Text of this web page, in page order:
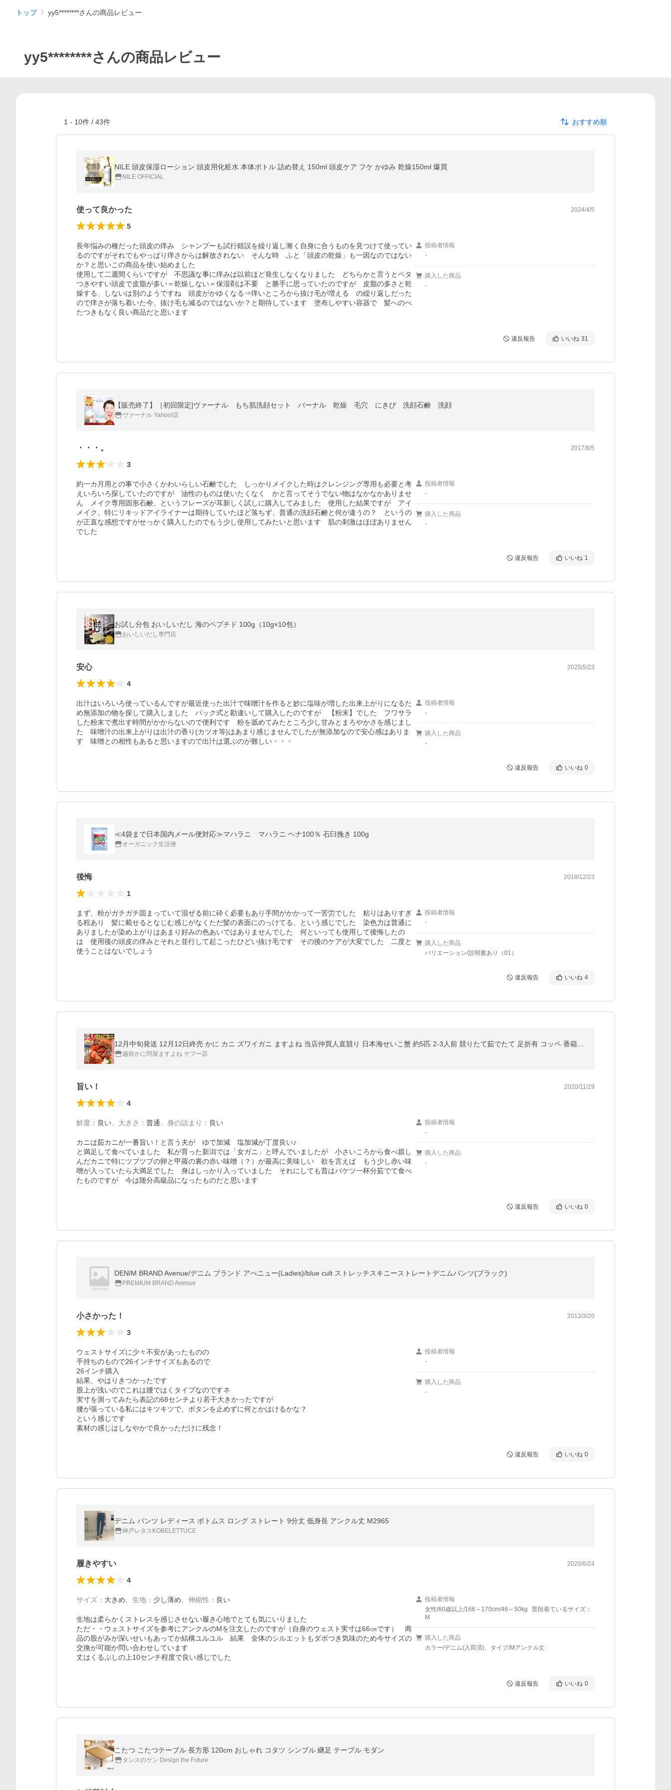
トップ yy5********さんの商品レビュー
yy5********さんの商品レビュー
1 - 10件 / 43件 おすすめ順
NILE 頭皮保湿ローション 頭皮用化粧水 本体ボトル 詰め替え 150ml 頭皮ケア フケ かゆみ 乾燥150ml 爆買
NILE OFFICIAL
使って良かった 2024/4/5
5
長年悩みの種だった頭皮の痒み　シャンプーも試行錯誤を繰り返し漸く自身に合うものを見つけて使ってい
るのですがそれでもやっぱり痒さからは解放されない　そんな時　ふと「頭皮の乾燥」も一因なのではない
か？と思いこの商品を使い始めました
使用して二週間くらいですが　不思議な事に痒みは以前ほど発生しなくなりました　どちらかと言うとベタ
つきやすい頭皮で皮脂が多い＝乾燥しない＝保湿剤は不要　と勝手に思っていたのですが　皮脂の多さと乾
燥する、しないは別のようですね　頭皮がかゆくなる⇒痒いところから抜け毛が増える　の繰り返しだった
ので痒さが落ち着いた今、抜け毛も減るのではないか？と期待しています　塗布しやすい容器で　髪へのべ
投稿者情報
-
購入した商品
-
違反報告 いいね 31
【販売終了】［初回限定]ヴァーナル もち肌洗顔セット バーナル 乾燥 毛穴 にきび 洗顔石鹸 洗顔
ヴァーナル Yahoo!店
・・・。 2017/8/5
3
約一カ月用との事で小さくかわいらしい石鹸でした　しっかりメイクした時はクレンジング専用も必要と考
えいろいろ探していたのですが　油性のものは使いたくなく　かと言ってそうでない物はなかなかありませ
ん　メイク専用固形石鹸、というフレーズが耳新しく試しに購入してみました　使用した結果ですが　アイ
メイク、特にリキッドアイライナーは期待していたほど落ちず、普通の洗顔石鹸と何が違うの？　というの
が正直な感想ですがせっかく購入したのでもう少し使用してみたいと思います　肌の刺激はほぼありません
でした
投稿者情報
-
購入した商品
-
違反報告 いいね 1
お試し分包 おいしいだし 海のペプチド 100g（10g×10包）
おいしいだし専門店
安心 2025/5/23
4
出汁はいろいろ使っているんですが最近使った出汁で味噌汁を作ると妙に塩味が増した出来上がりになるた
め無添加の物を探して購入しました　パック式と勘違いして購入したのですが　【粉末】でした　フワサラ
した粉末で煮出す時間がかからないので便利です　粉を舐めてみたところ少し甘みとまろやかさを感じまし
た　味噌汁の出来上がりは出汁の香り(カツオ等)はあまり感じませんでしたが無添加なので安心感はありま
す　味噌との相性もあると思いますので出汁は選ぶのが難しい・・・
投稿者情報
-
購入した商品
-
違反報告 いいね 0
≪4袋まで日本国内メール便対応≫マハラニ マハラニ ヘナ100％ 石臼挽き 100g
オーガニック生活便
後悔 2018/12/23
1
まず、粉がガチガチ固まっていて混ぜる前に砕く必要もあり手間がかかって一苦労でした　粘りはありすぎ
る程あり　髪に載せるとなじむ感じがなくただ髪の表面にのっけてる、という感じでした　染色力は普通に
ありましたが染め上がりはあまり好みの色あいではありませんでした　何といっても使用して後悔したの
は　使用後の頭皮の痒みとそれと並行して起こったひどい抜け毛です　その後のケアが大変でした　二度と
使うことはないでしょう
投稿者情報
-
購入した商品
バリエーション/説明書あり（01）
違反報告 いいね 4
越前かに問屋ますよね ヤフー店
旨い！ 2020/11/29
4
鮮度 ： 良い 大きさ ： 普通 身の詰まり ： 良い
カニは茹カニが一番旨い！と言う夫が　ゆで加減　塩加減が丁度良い♪
と満足して食べていました　私が育った新潟では「女ガニ」と呼んでいましたが　小さいころから食べ親し
んだカニで特にツブツブの卵と甲羅の裏の赤い味噌（？）が最高に美味しい　欲を言えば　もう少し赤い味
噌が入っていたら大満足でした　身はしっかり入っていました　それにしても昔はバケツ一杯分茹でて食べ
たものですが　今は随分高級品になったものだと思います
投稿者情報
-
購入した商品
-
違反報告 いいね 0
DENIM BRAND Avenue/デニム ブランド アべニュー(Ladies)/blue cult ストレッチスキニーストレートデニムパンツ(ブラック)
PREMIUM BRAND Avenue
小さかった！ 2013/3/20
3
ウェストサイズに少々不安があったものの
手持ちのもので26インチサイズもあるので
26インチ購入
結果、やはりきつかったです
股上が浅いのでこれは腰ではくタイプなのですネ
実寸を測ってみたら表記の68センチより若干大きかったですが
腰が張っている私にはキツキツで、ボタンを止めずに何とかはけるかな？
という感じです
素材の感じはしなやかで良かっただけに残念！
投稿者情報
-
購入した商品
-
違反報告 いいね 0
デニム パンツ レディース ボトムス ロング ストレート 9分丈 低身長 アンクル丈 M2965
神戸レタスKOBELETTUCE
履きやすい 2020/6/24
4
サイズ ： 大きめ 生地 ： 少し薄め 伸縮性 ： 良い
生地は柔らかくストレスを感じさせない履き心地でとても気にいりました
ただ・・ウェストサイズを参考にアンクルのMを注文したのですが（自身のウェスト実寸は66㎝です）　商
品の股がみが深いせいもあってか結構ユルユル　結果　全体のシルエットもダボつき気味のため今サイズの
交換が可能か問い合わせしています
丈はくるぶしの上10センチ程度で良い感じでした
投稿者情報
女性/60歳以上/166～170cm/46～50kg
普段着ているサイズ：
M
購入した商品
カラー/デニム(入荷済)、タイプ/Mアンクル丈
違反報告 いいね 0
こたつ こたつテーブル 長方形 120cm おしゃれ コタツ シンプル 継足 テーブル モダン
タンスのゲン Design the Future